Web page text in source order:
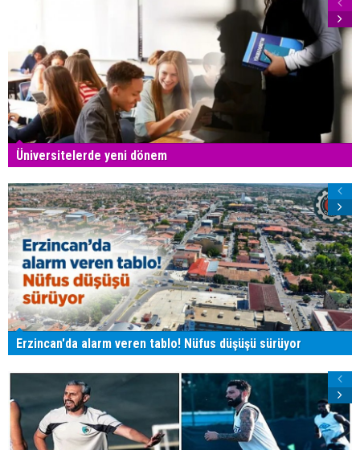
Üniversitelerde yeni dönem
Erzincan'da alarm veren tablo! Nüfus düşüşü sürüyor